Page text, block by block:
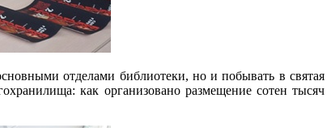
отделами библиотеки, но и побывать в святая
как организовано размещение сотен тысяч